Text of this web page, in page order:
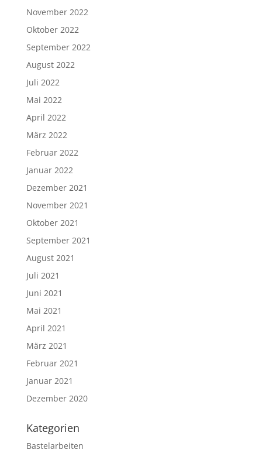
November 2022
Oktober 2022
September 2022
August 2022
Juli 2022
Mai 2022
April 2022
März 2022
Februar 2022
Januar 2022
Dezember 2021
November 2021
Oktober 2021
September 2021
August 2021
Juli 2021
Juni 2021
Mai 2021
April 2021
März 2021
Februar 2021
Januar 2021
Dezember 2020
Kategorien
Bastelarbeiten